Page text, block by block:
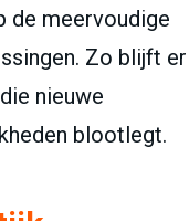
de meervoudige
Zo blijft er
nieuwe
blootlegt.